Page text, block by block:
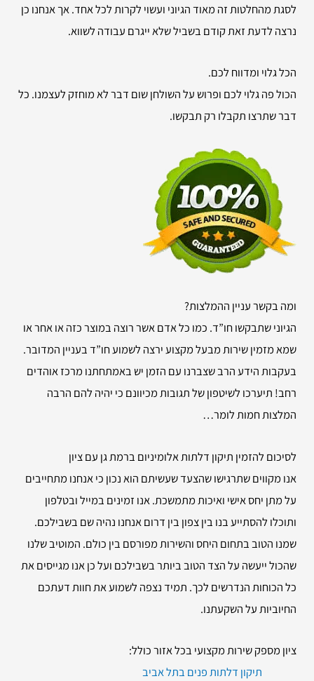
לסגת מהחלטות זה מאוד הגיוני ועשוי לקרות לכל אחד. אך אנחנו כן
נרצה לדעת זאת קודם בשביל שלא ייגרם עבודה לשווא.
הכל גלוי ומדווח לכם.
הכול פה גלוי לכם ופרוש על השולחן שום דבר לא מוחזק לעצמנו. כל
דבר שתרצו תקבלו רק תבקשו.
ומה בקשר עניין ההמלצות?
הגיוני שתבקשו חו”ד. כמו כל אדם אשר רוצה במוצר כזה או אחר או
שמא מזמין שירות מבעל מקצוע ירצה לשמוע חו”ד בעניין המדובר.
בעקבות הידע הרב שצברנו עם הזמן יש באמתחתנו מרכז אוהדים
רחב! תיערכו לשיטפון של תגובות מכיוונם כי יהיה להם הרבה
המלצות חמות לומר…
לסיכום להזמין תיקון דלתות אלומיניום ברמת גן עם ציון
אנו מקווים שתרגישו שהצעד שעשיתם הוא נכון כי אנחנו מתחייבים
על מתן יחס אישי ואיכות מתמשכת. אנו זמינים במייל ובטלפון
ותוכלו להסתייע בנו בין צפון בין דרום אנחנו נהיה שם בשבילכם.
שמנו הטוב בתחום היחס והשירות מפורסם בין כולם. המוטיב שלנו
שהכול ייעשה על הצד הטוב ביותר בשבילכם ועל כן אנו מגייסים את
כל הכוחות הנדרשים לכך. תמיד נצפה לשמוע את חוות דעתכם
החיוביות על השקעתנו.
ציון מספק שירות מקצועי בכל אזור כולל:
תיקון דלתות פנים בתל אביב